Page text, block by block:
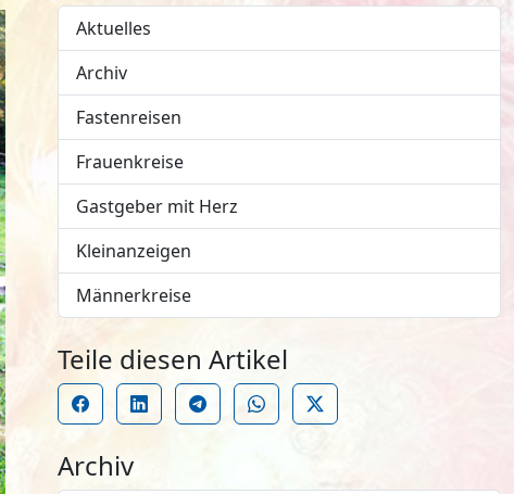
Aktuelles
Archiv
Fastenreisen
Frauenkreise
Gastgeber mit Herz
Kleinanzeigen
Männerkreise
Teile diesen Artikel
Archiv